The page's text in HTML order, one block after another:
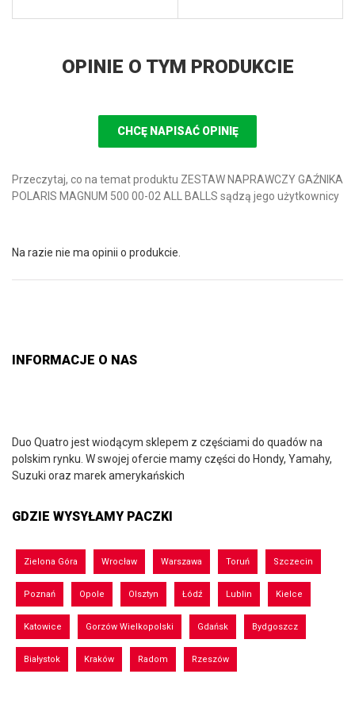
OPINIE O TYM PRODUKCIE
CHCĘ NAPISAĆ OPINIĘ
Przeczytaj, co na temat produktu ZESTAW NAPRAWCZY GAŹNIKA
POLARIS MAGNUM 500 00-02 ALL BALLS sądzą jego użytkownicy
Na razie nie ma opinii o produkcie.
INFORMACJE O NAS
Duo Quatro jest wiodącym sklepem z częściami do quadów na
polskim rynku. W swojej ofercie mamy części do Hondy, Yamahy,
Suzuki oraz marek amerykańskich
GDZIE WYSYŁAMY PACZKI
Zielona Góra Wrocław Warszawa Toruń Szczecin
Poznań Opole Olsztyn Łódź Lublin Kielce
Katowice Gorzów Wielkopolski Gdańsk Bydgoszcz
Białystok Kraków Radom Rzeszów